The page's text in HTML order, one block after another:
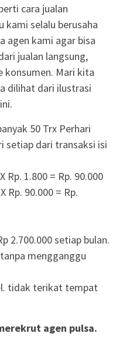
cara jualan
kami selalu berusaha
agen kami agar bisa
jualan langsung,
konsumen. Mari kita
dilihat dari ilustrasi
50 Trx Perhari
setiap dari transaksi isi
Rp. 1.800 = Rp. 90.000
Rp. 90.000 = Rp.
2.700.000setiap bulan.
mengganggu
tidak terikat tempat
agen pulsa.